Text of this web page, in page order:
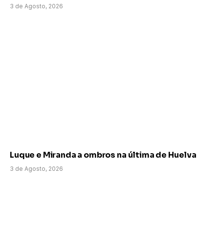
3 de Agosto, 2026
Luque e Miranda a ombros na última de Huelva
3 de Agosto, 2026